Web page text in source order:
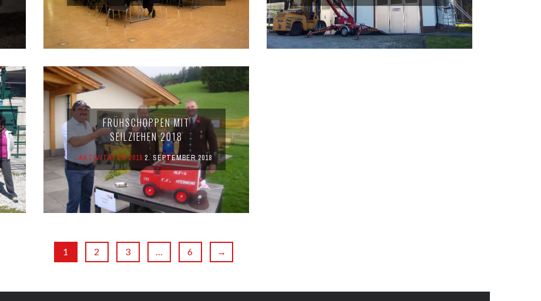
FRÜHSCHOPPEN MIT
SEILZIEHEN 2018
AKTIVITÄTEN 2018 2. SEPTEMBER 2018
1 2 3 … 6 →